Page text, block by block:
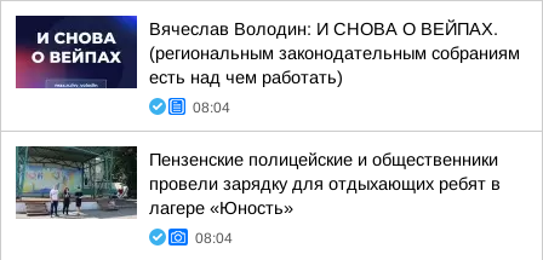
Вячеслав Володин: И СНОВА О ВЕЙПАХ.
(региональным законодательным собраниям
есть над чем работать)
08:04
Пензенские полицейские и общественники
провели зарядку для отдыхающих ребят в
лагере «Юность»
08:04